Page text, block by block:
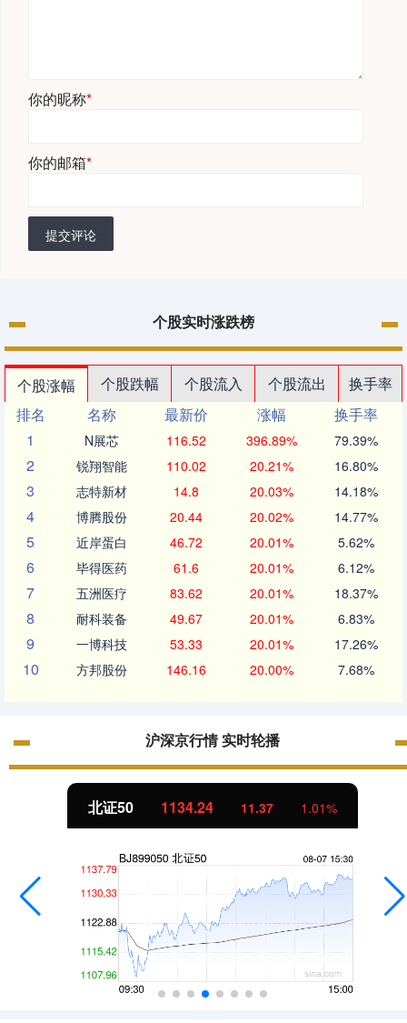
你的昵称*
你的邮箱*
提交评论
个股实时涨跌榜
个股涨幅 个股跌幅 个股流入 个股流出
换手率
排名
名称 最新价 涨幅
换手率
1
N展芯 116.52 396.89% 79.39%
2 锐翔智能 110.02 20.21% 16.80%
3 志特新材 14.8 20.03% 14.18%
4 博腾股份 20.44 20.02% 14.77%
5 近岸蛋白 46.72 20.01% 5.62%
6 毕得医药 61.6 20.01% 6.12%
7 五洲医疗 83.62 20.01% 18.37%
8 耐科装备 49.67 20.01% 6.83%
9 一博科技 53.33 20.01% 17.26%
10 方邦股份 146.16 20.00% 7.68%
沪深京行情 实时轮播
北证50 1134.24 11.37 1.01%